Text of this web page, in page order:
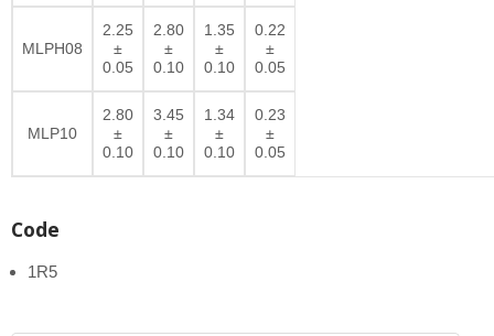
MLPH08
2.25
±
0.05
2.80
±
0.10
1.35
±
0.10
0.22
±
0.05
MLP10
2.80
±
0.10
3.45
±
0.10
1.34
±
0.10
0.23
±
0.05
Code
1R5